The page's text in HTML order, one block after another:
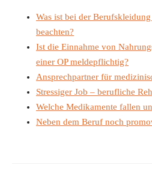
Was ist bei der
beachten?
Ist die Einnahme von
einer OP meldepflichtig?
Ansprechpartner für
Stressiger Job – berufliche
Welche Medikamente fallen
Neben dem Beruf noch